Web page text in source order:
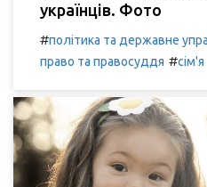
українців. Фото
#політика та державне
право та правосуддя #сім'я